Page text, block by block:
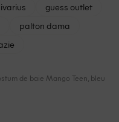
guess outlet
palton dama
de baie Mango Teen,